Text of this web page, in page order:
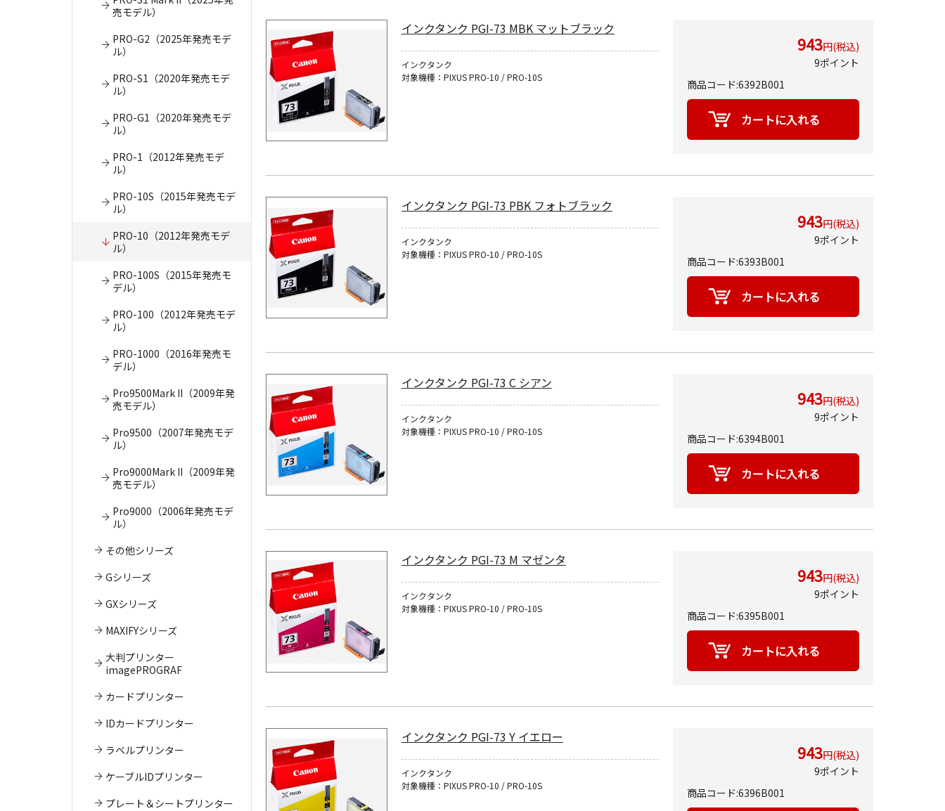
売モデル）
PRO-G2（2025年発売モデ
ル）
PRO-S1（2020年発売モデ
ル）
PRO-G1（2020年発売モデ
ル）
PRO-1（2012年発売モデ
ル）
PRO-10S（2015年発売モデ
ル）
PRO-10（2012年発売モデ
ル）
PRO-100S（2015年発売モ
デル）
PRO-100（2012年発売モデ
ル）
PRO-1000（2016年発売モ
デル）
Pro9500Mark II（2009年発
売モデル）
Pro9500（2007年発売モデ
ル）
Pro9000Mark II（2009年発
売モデル）
Pro9000（2006年発売モデ
ル）
その他シリーズ
Gシリーズ
GXシリーズ
MAXIFYシリーズ
大判プリンター
imagePROGRAF
カードプリンター
IDカードプリンター
ラベルプリンター
ケーブルIDプリンター
プレート＆シートプリンター
インクタンク PGI-73 MBK マットブラック
インクタンク
対象機種：PIXUS PRO-10 / PRO-10S
943円(税込)
9ポイント
商品コード:6392B001
インクタンク PGI-73 PBK フォトブラック
インクタンク
対象機種：PIXUS PRO-10 / PRO-10S
943円(税込)
9ポイント
商品コード:6393B001
インクタンク PGI-73 C シアン
インクタンク
対象機種：PIXUS PRO-10 / PRO-10S
943円(税込)
9ポイント
商品コード:6394B001
インクタンク PGI-73 M マゼンタ
インクタンク
対象機種：PIXUS PRO-10 / PRO-10S
943円(税込)
9ポイント
商品コード:6395B001
インクタンク PGI-73 Y イエロー
インクタンク
対象機種：PIXUS PRO-10 / PRO-10S
943円(税込)
9ポイント
商品コード:6396B001